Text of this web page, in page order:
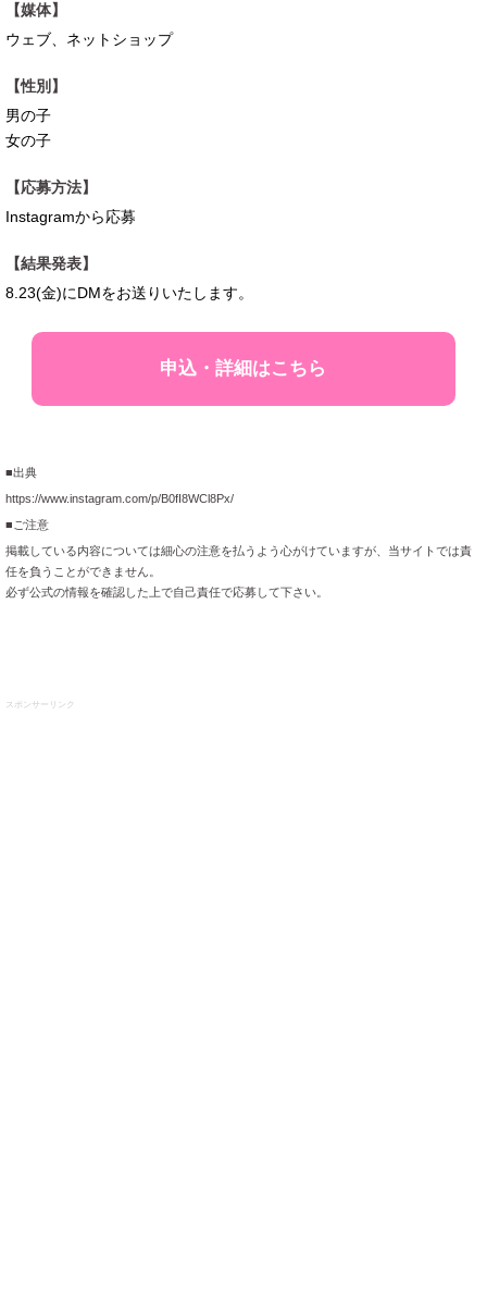
【媒体】
ウェブ、ネットショップ
【性別】
男の子
女の子
【応募方法】
Instagramから応募
【結果発表】
8.23(金)にDMをお送りいたします。
申込・詳細はこちら
■出典
https://www.instagram.com/p/B0fI8WCl8Px/
■ご注意
掲載している内容については細心の注意を払うよう心がけていますが、当サイトでは責
任を負うことができません。
必ず公式の情報を確認した上で自己責任で応募して下さい。
スポンサーリンク